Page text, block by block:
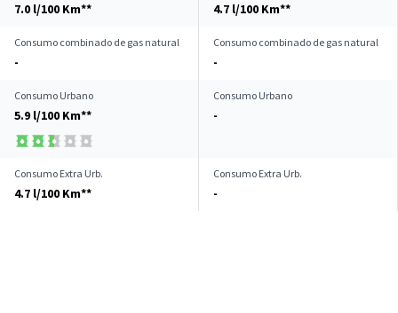
7.0 l/100 Km** 4.7 l/100 Km**
Consumo combinado de gas natural
-
Consumo combinado de gas natural
-
Consumo Urbano
5.9 l/100 Km**
Consumo Urbano
-
Consumo Extra Urb.
4.7 l/100 Km**
Consumo Extra Urb.
-